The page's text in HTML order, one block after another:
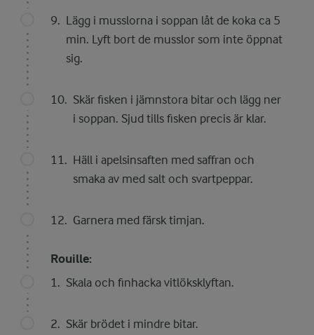
Lägg i musslorna i soppan låt de koka ca 5
min. Lyft bort de musslor som inte öppnat
sig.
Skär fisken i jämnstora bitar och lägg ner
i soppan. Sjud tills fisken precis är klar.
Häll i apelsinsaften med saffran och
smaka av med salt och svartpeppar.
Garnera med färsk timjan.
Rouille:
Skala och finhacka vitlöksklyftan.
Skär brödet i mindre bitar.